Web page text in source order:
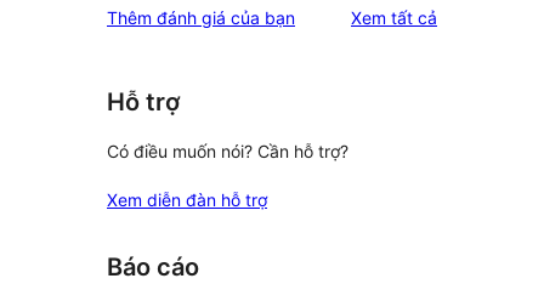
Thêm đánh giá của bạn Xem tất cả
Hỗ trợ
Có điều muốn nói? Cần hỗ trợ?
Xem diễn đàn hỗ trợ
Báo cáo